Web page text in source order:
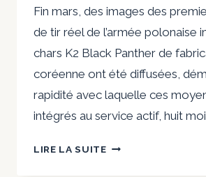
Fin mars, des images des
de tir réel de l’armée polonaise
chars K2 Black Panther de
coréenne ont été diffusées,
rapidité avec laquelle ces
intégrés au service actif, huit
LIRE LA SUITEL’INDUSTRIE